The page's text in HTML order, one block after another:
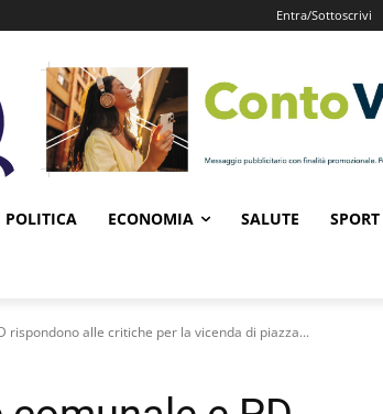
Entra/Sottoscrivi
POLITICA ECONOMIA SALUTE SPORT
rispondono alle critiche per la vicenda di piazza...